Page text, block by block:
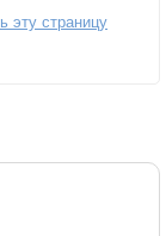
эту страницу